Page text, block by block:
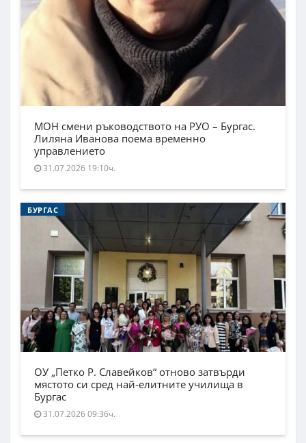
МОН смени ръководството на РУО – Бургас.
Лиляна Иванова поема временно
управлението
31.07.2026 19:10ч.
БУРГАС
ОУ „Петко Р. Славейков“ отново затвърди
мястото си сред най-елитните училища в
Бургас
31.07.2026 09:36ч.